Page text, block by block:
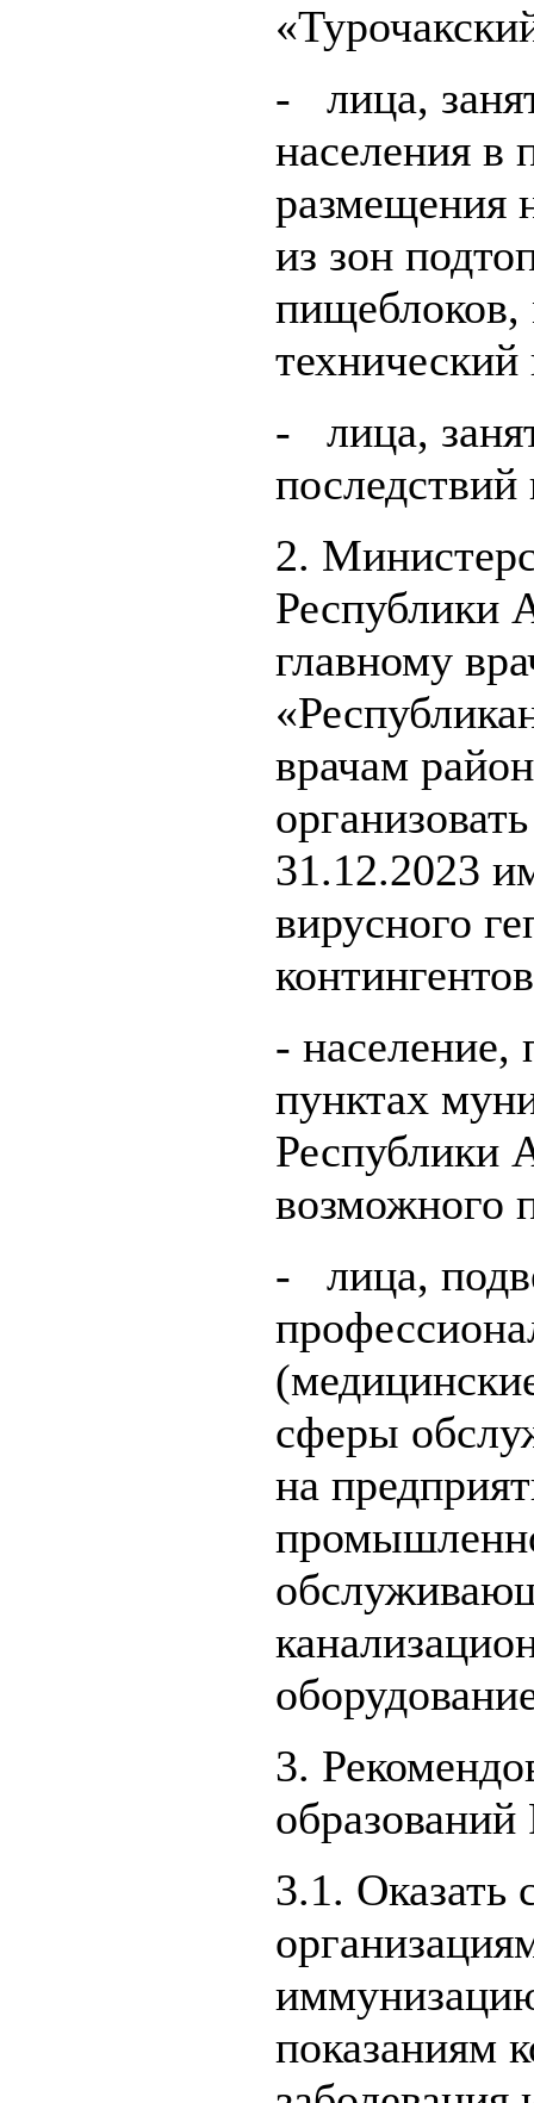
- лица,
населения в
размещения
из зон
пищеблоков,
- лица,
2.
Республики
главному
врачам
31.12.2023
вирусного
-
пунктах
Республики
возможного
- лица,
сферы
на
3.
3.1. Оказать
показаниям